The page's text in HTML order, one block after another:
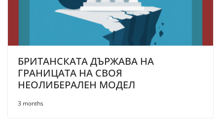
БРИТАНСКАТА ДЪРЖАВА НА
ГРАНИЦАТА НА СВОЯ
НЕОЛИБЕРАЛЕН МОДЕЛ
3 months